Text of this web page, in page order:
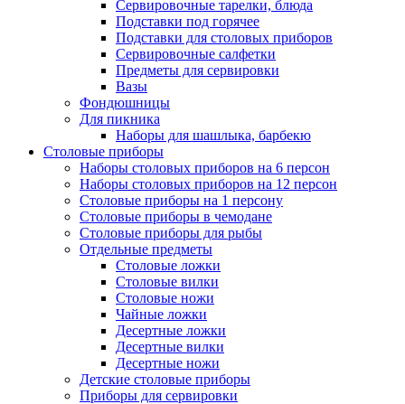
Сервировочные тарелки, блюда
Подставки под горячее
Подставки для столовых приборов
Сервировочные салфетки
Предметы для сервировки
Вазы
Фондюшницы
Для пикника
Наборы для шашлыка, барбекю
Столовые приборы
Наборы столовых приборов на 6 персон
Наборы столовых приборов на 12 персон
Столовые приборы на 1 персону
Столовые приборы в чемодане
Столовые приборы для рыбы
Отдельные предметы
Столовые ложки
Столовые вилки
Столовые ножи
Чайные ложки
Десертные ложки
Десертные вилки
Десертные ножи
Детские столовые приборы
Приборы для сервировки